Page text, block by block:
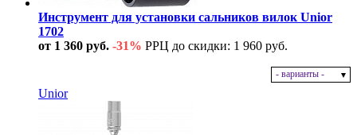
Инструмент для установки сальников вилок Unior
1702
от 1 360 руб. -31% РРЦ до скидки: 1 960 руб.
- варианты -
Unior